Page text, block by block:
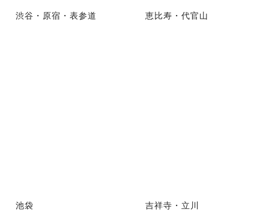
渋谷・原宿・表参道 恵比寿・代官山
池袋 吉祥寺・立川